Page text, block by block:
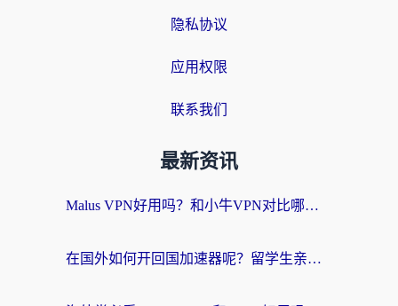
隐私协议
应用权限
联系我们
最新资讯
Malus VPN好用吗？和小牛VPN对比哪个回国效果更好？海外党亲测实用指南
在国外如何开回国加速器呢？留学生亲测的无缝访问国内资源指南